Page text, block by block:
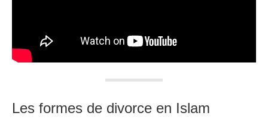
Les formes de divorce en Islam